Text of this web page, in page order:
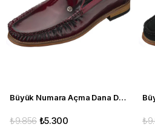
Büyük Numara Açma Dana Derisi Üst Kalite Erkek Ayakkabı - NV02 Bordo Açma
₺5.300
₺9.856